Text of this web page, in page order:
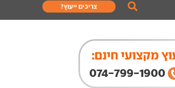
צריכים ייעוץ?
מקצועי חינם:
074-799-1900